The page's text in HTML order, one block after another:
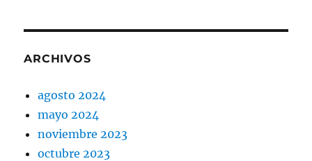
ARCHIVOS
agosto 2024
mayo 2024
noviembre 2023
octubre 2023